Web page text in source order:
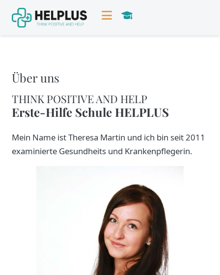
Über uns
THINK POSITIVE AND HELP
Erste-Hilfe Schule HELPLUS
Mein Name ist Theresa Martin und ich bin seit 2011
examinierte Gesundheits und Krankenpflegerin.